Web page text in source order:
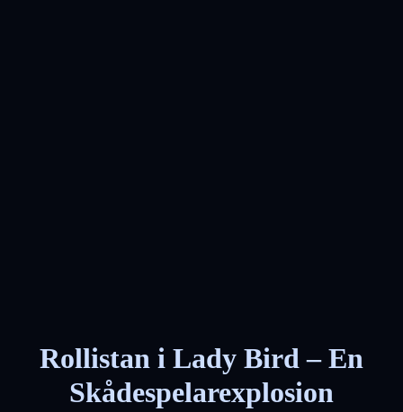
Rollistan i Lady Bird – En
Skådespelarexplosion